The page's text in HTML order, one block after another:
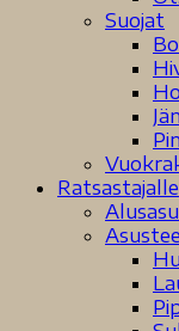
Suojat
Ratsastajalle